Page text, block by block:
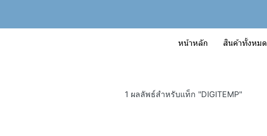
หน้าหลัก สินค้าทั้งหมด
1 ผลลัพธ์สำหรับแท็ก "DIGITEMP"